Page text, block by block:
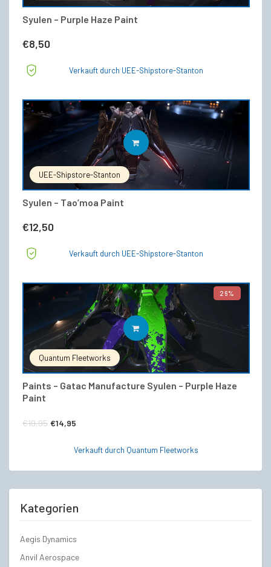
Syulen – Purple Haze Paint
€8,50
Verkauft durch UEE-Shipstore-Stanton
UEE-Shipstore-Stanton
Syulen – Tao’moa Paint
€12,50
IN DEN WARENKORB
Verkauft durch UEE-Shipstore-Stanton
26%
Quantum Fleetworks
Paints – Gatac Manufacture Syulen – Purple Haze
Paint
€19,95 Ursprünglicher
€14,95
IN DEN WARENKORB
Verkauft durch Quantum Fleetworks
Kategorien
Aegis Dynamics
Anvil Aerospace